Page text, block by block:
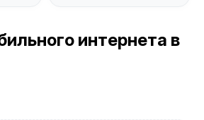
интернета в